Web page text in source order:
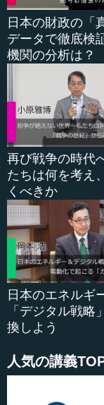
それはネットがで
たのですけれど、
ようになった以上
意味がないのです。
昔は、覚えてい
れど、今でもある
ば）係長が判を押
員が押して、社長
の意思決定が（終
たいになっていく
と、（それでも）
ら、社長が判を押
が判を押すレベル
ルキー...
日本の財政の「
データで徹底検
機関の分析は？
再び戦争の時
たちは何を考え
くべきか
日本のエネルギ
「デジタル戦略
換しよう
人気の講義